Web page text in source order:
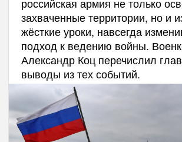
захваченные территории, но и
жёсткие уроки, навсегда
подход к ведению войны.
Александр Коц перечислил
выводы из тех событий.